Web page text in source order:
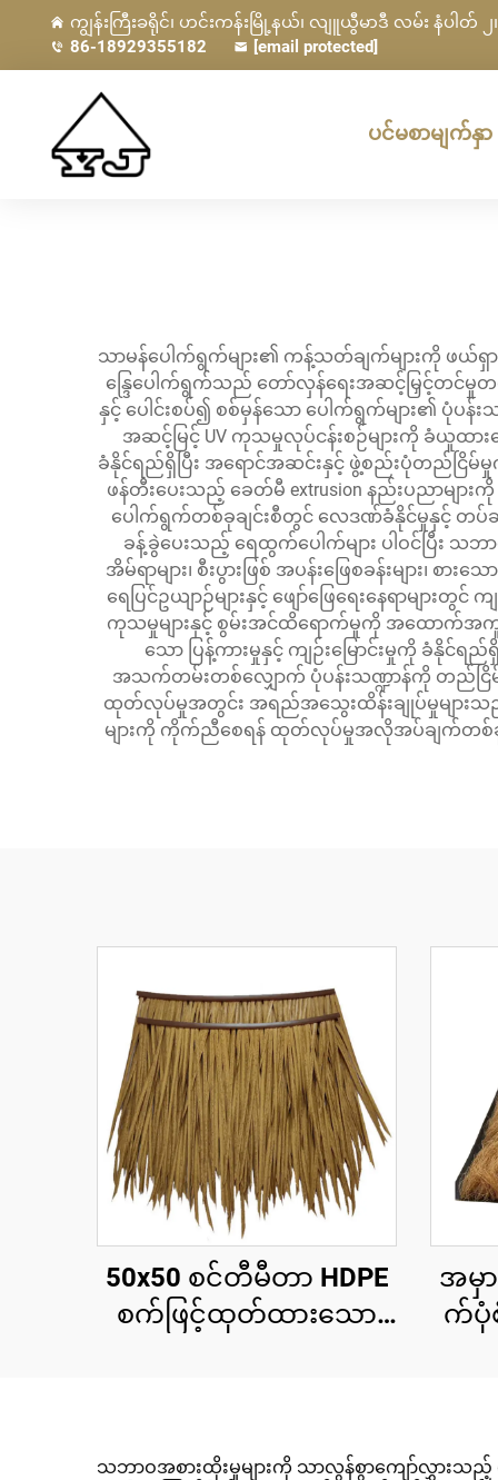
ကျွန်းကြီးခရိုင်၊ ဟင်းကန်းမြို့နယ်၊ လျူယွီမာဒီ လမ်း နံပါတ်
86-18929355182
[email protected]
ပင်မစာမျက်နှာ
သာမန်ပေါက်ရွက်များ၏ ကန့်သတ်ချက်များကို ဖ
န္ဒြေပေါက်ရွက်သည် တော်လှန်ရေးအဆင့်မြှင့်တင်
နှင့် ပေါင်းစပ်၍ စစ်မှန်သော ပေါက်ရွက်များ၏ ပုံပ
အဆင့်မြင့် UV ကုသမှုလုပ်ငန်းစဉ်များကို ခံယူထား
ခံနိုင်ရည်ရှိပြီး အရောင်အဆင်းနှင့် ဖွဲ့စည်းပုံတည်ငြိ
ဖန်တီးပေးသည့် ခေတ်မီ extrusion နည်းပညာများ
ပေါက်ရွက်တစ်ခုချင်းစီတွင် လေဒဏ်ခံနိုင်မှုနှင့် တပ်ဆ
ခန့်ခွဲပေးသည့် ရေထွက်ပေါက်များ ပါဝင်ပြီး သ
အိမ်ရာများ၊ စီးပွားဖြစ် အပန်းဖြေစခန်းများ၊
ရေပြင်ဥယျာဉ်များနှင့် ဖျော်ဖြေရေးနေရာမျာ
ကုသမှုများနှင့် စွမ်းအင်ထိရောက်မှုကို အထောက်အကူပ
သော ပြန့်ကားမှုနှင့် ကျဉ်းမြောင်းမှုကို ခံနို
အသက်တမ်းတစ်လျှောက် ပုံပန်းသဏ္ဍာန်ကို တည်ငြိမ်စွ
ထုတ်လုပ်မှုအတွင်း အရည်အသွေးထိန်းချုပ်မှုများ
များကို ကိုက်ညီစေရန် ထုတ်လုပ်မှုအလိုအပ်ချက်တစ်ခုစီ
50x50 စင်တီမီတာ HDPE
စက်ဖြင့်ထုတ်ထားသော
သောဒေသရှိ အပန်းဖြေ
အမှ
က်ပုံ
သဘာဝအစားထိုးမှုများကို သာလွန်စွာကျော်လွှားသည့်